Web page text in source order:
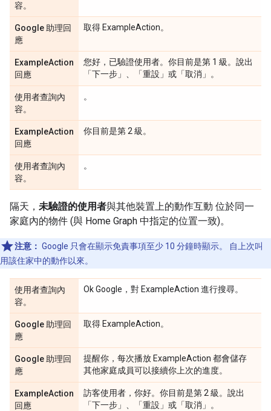
容。
Google 助理回
應
取得 ExampleAction。
ExampleAction
回應
您好，已驗證使用者。你目前是第 1 級。說出
「下一步」、「重設」或「取消」。
使用者查詢內
容。
。
ExampleAction
回應
你目前是第 2 級。
使用者查詢內
容。
。
隔天， 未驗證的使用者與其他裝置上的動作互動 位於同一
家庭內的物件 (與 Home Graph 中指定的位置一致)。
注意： Google 只會在顯示免責事項至少 10 分鐘時顯示。 自上次叫
用該住家中的動作以來。
使用者查詢內
容。
Ok Google，對 ExampleAction 進行搜尋。
Google 助理回
應
取得 ExampleAction。
Google 助理回
應
提醒你，每次播放 ExampleAction 都會儲存
其他家庭成員可以接續你上次的進度。
ExampleAction
回應
訪客使用者，你好。你目前是第 2 級。說出
「下一步」、「重設」或「取消」。